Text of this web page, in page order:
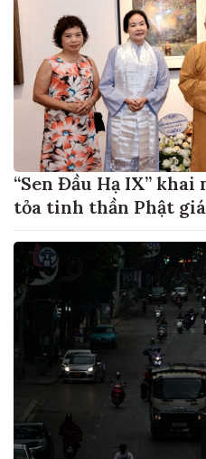
“Sen Đầu Hạ IX”
tỏa tinh thần Phật